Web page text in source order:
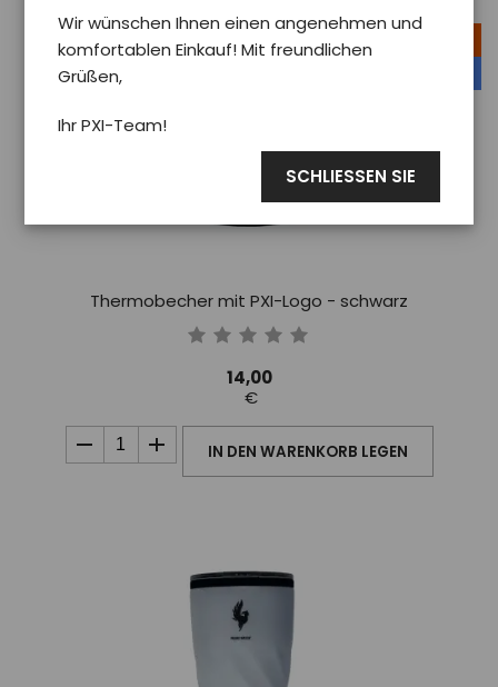
Wir wünschen Ihnen einen angenehmen und
komfortablen Einkauf! Mit freundlichen
Grüßen,
Ihr PXI-Team!
SCHLIESSEN SIE
Thermobecher mit PXI-Logo - schwarz
14,00
€
IN DEN WARENKORB LEGEN